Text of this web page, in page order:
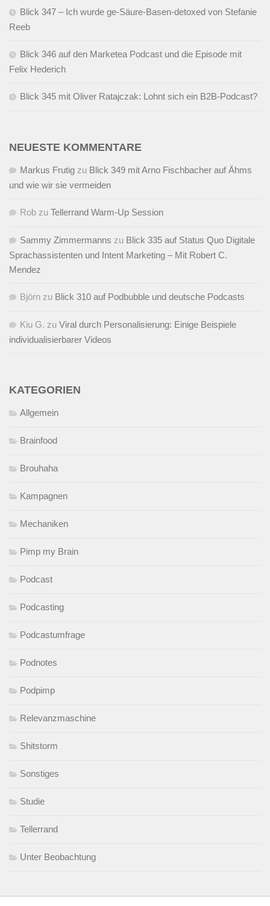
Blick 347 – Ich wurde ge-Säure-Basen-detoxed von Stefanie
Reeb
Blick 346 auf den Marketea Podcast und die Episode mit
Felix Hederich
Blick 345 mit Oliver Ratajczak: Lohnt sich ein B2B-Podcast?
NEUESTE KOMMENTARE
Markus Frutig zu Blick 349 mit Arno Fischbacher auf Ähms
und wie wir sie vermeiden
Rob zu Tellerrand Warm-Up Session
Sammy Zimmermanns zu Blick 335 auf Status Quo Digitale
Sprachassistenten und Intent Marketing – Mit Robert C.
Mendez
Björn zu Blick 310 auf Podbubble und deutsche Podcasts
Kiu G. zu Viral durch Personalisierung: Einige Beispiele
individualisierbarer Videos
KATEGORIEN
Allgemein
Brainfood
Brouhaha
Kampagnen
Mechaniken
Pimp my Brain
Podcast
Podcasting
Podcastumfrage
Podnotes
Podpimp
Relevanzmaschine
Shitstorm
Sonstiges
Studie
Tellerrand
Unter Beobachtung